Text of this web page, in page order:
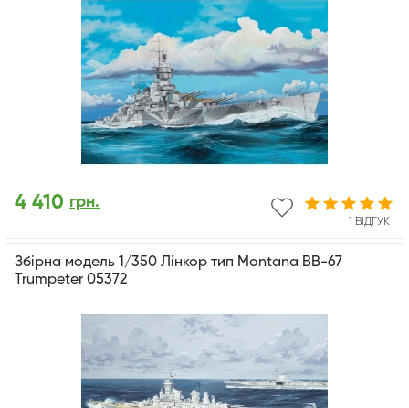
1 ВІДГУК
4 410 грн.
Збірна модель 1/350 Лінкор тип Montana BB-67
Trumpeter 05372